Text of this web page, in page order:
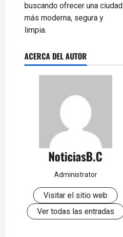
buscando ofrecer una ciudad
más moderna, segura y
limpia.
ACERCA DEL AUTOR
NoticiasB.C
Administrator
Visitar el sitio web
Ver todas las entradas